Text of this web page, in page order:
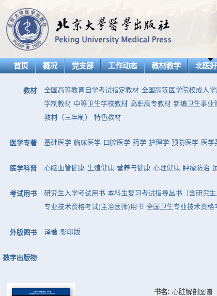
首页 概况 党支部 工作动态 教材教学 北医
教材 全国高等教育自学考试指定教材 全国高等医学院校成人
学制教材 中等卫生学校教材 高职高专教材 新编卫生事业
教材（三年制）
特色教材
医学专著 基础医学 临床医学 口腔医学 药学 护理学 预防医学 医学
医学科普 心脑血管健康 生殖健康 营养与健康 心理健康 肿瘤防治
考试用书 研究生入学考试用书 本科生复习考试指导丛书（含研究
专业技术资格考试(主治医师)用书 全国卫生专业技术资格
外版图书 译著 影印版
数字出版物
书名: 心脏解剖图谱